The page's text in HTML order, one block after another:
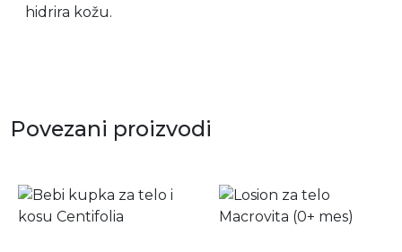
hidrira kožu.
Povezani proizvodi